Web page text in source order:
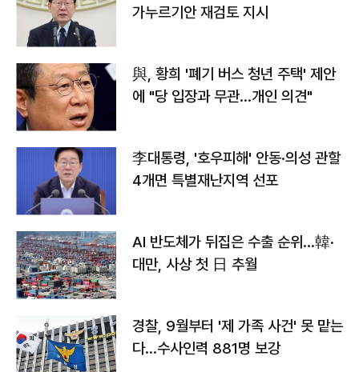
가누르기안 재검토 지시
與, 황희 '폐기 버스 청년 주택' 제안
에 "당 입장과 무관…개인 의견"
李대통령, '호우피해' 안동·의성 관할
4개면 특별재난지역 선포
AI 반도체가 뒤집은 수출 순위…韓·
대만, 사상 첫 日 추월
경찰, 9월부터 '제 가족 사건' 못 맡는
다…수사인력 881명 보강